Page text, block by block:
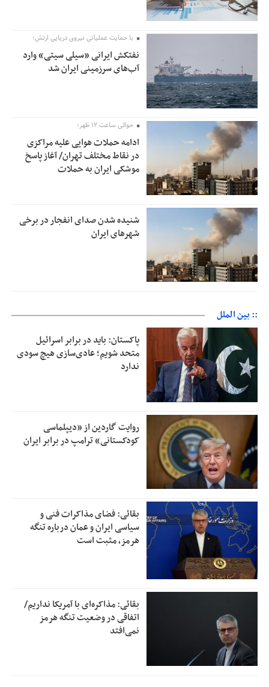
شایعه «معافیت سربازان فراری» تکذیب شد
با حمایت عملیاتی نیروی دریایی ارتش؛
نفتکش ایرانی «سیلی سیتی» وارد
آب‌های سرزمینی ایران شد
حوالی ساعت ۱۲ ظهر؛
ادامه حملات هوایی علیه مراکزی
در نقاط مختلف تهران/ آغاز پاسخ
موشکی ایران به حملات
شنیده شدن صدای انفجار در برخی
شهرهای ایران
:: بین الملل
پاکستان: باید در برابر اسرائیل
متحد شویم؛ عادی‌سازی هیچ سودی
ندارد
روایت گاردین از «دیپلماسی
کودکستانی» ترامپ در برابر ایران
بقائی: فضای مذاکرات فنی و
سیاسی ایران و عمان درباره تنگه
هرمز، مثبت است
بقائی: مذاکره‌ای با آمریکا نداریم/
اتفاقی در وضعیت تنگه هرمز
نمی‌افتد